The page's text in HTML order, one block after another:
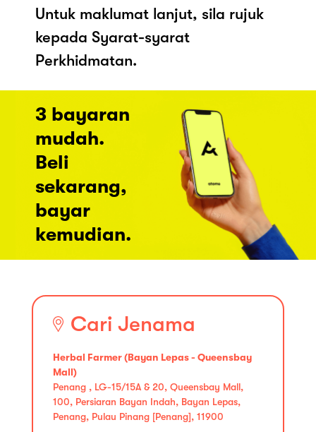
Untuk maklumat lanjut, sila rujuk
kepada Syarat-syarat
Perkhidmatan.
3 bayaran
mudah.
Beli
sekarang,
bayar
kemudian.
Cari Jenama
Herbal Farmer (Bayan Lepas - Queensbay
Mall)
Penang , LG-15/15A & 20, Queensbay Mall,
100, Persiaran Bayan Indah, Bayan Lepas,
Penang, Pulau Pinang [Penang], 11900